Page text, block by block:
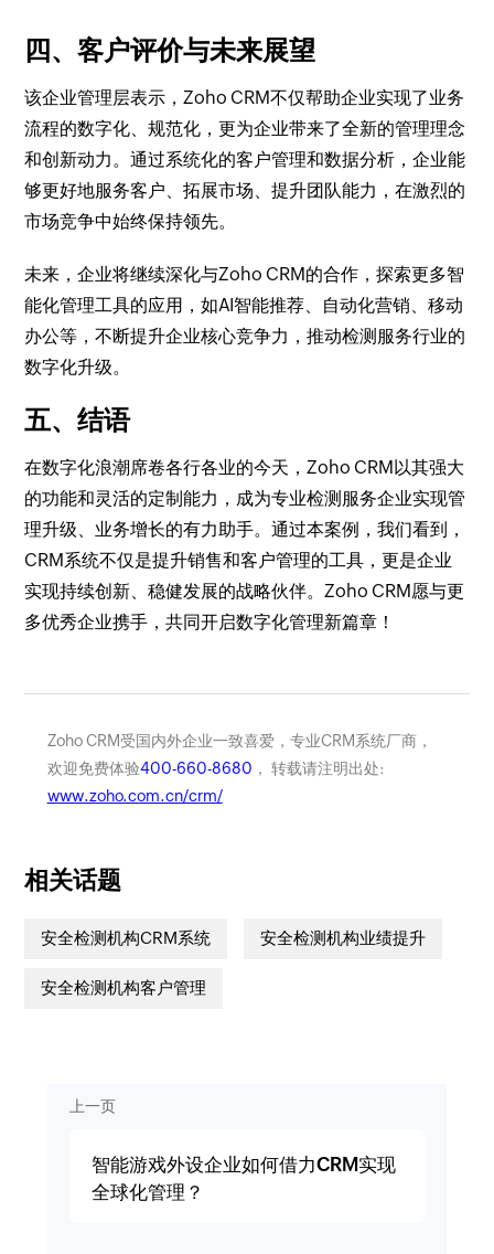
四、客户评价与未来展望
该企业管理层表示，Zoho CRM不仅帮助企业实现了业务
流程的数字化、规范化，更为企业带来了全新的管理理念
和创新动力。通过系统化的客户管理和数据分析，企业能
够更好地服务客户、拓展市场、提升团队能力，在激烈的
市场竞争中始终保持领先。
未来，企业将继续深化与Zoho CRM的合作，探索更多智
能化管理工具的应用，如AI智能推荐、自动化营销、移动
办公等，不断提升企业核心竞争力，推动检测服务行业的
数字化升级。
五、结语
在数字化浪潮席卷各行各业的今天，Zoho CRM以其强大
的功能和灵活的定制能力，成为专业检测服务企业实现管
理升级、业务增长的有力助手。通过本案例，我们看到，
CRM系统不仅是提升销售和客户管理的工具，更是企业
实现持续创新、稳健发展的战略伙伴。Zoho CRM愿与更
多优秀企业携手，共同开启数字化管理新篇章！
Zoho CRM受国内外企业一致喜爱，专业CRM系统厂商，
欢迎免费体验400-660-8680 ， 转载请注明出处:
www.zoho.com.cn/crm/
相关话题
安全检测机构CRM系统 安全检测机构业绩提升
安全检测机构客户管理
上一页
智能游戏外设企业如何借力CRM实现
全球化管理？